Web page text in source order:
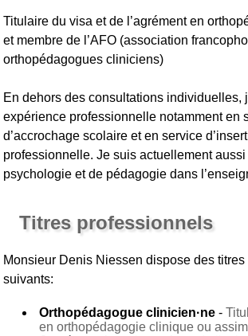
Titulaire du visa et de l’agrément en
et membre de l’AFO (association
orthopédagogues cliniciens)
En dehors des consultations individuelles,
expérience professionnelle notamment en
d’accrochage scolaire et en service
professionnelle. Je suis actuellement
psychologie et de pédagogie dans
Titres professionnels
Monsieur Denis Niessen dispose des
suivants:
Orthopédagogue clinicien·ne -
en orthopédagogie clinique ou